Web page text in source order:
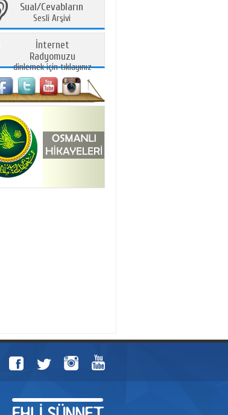
Sual/Cevabların
Sesli Arşivi
İnternet
Radyomuzu
dinlemek için tıklayınız